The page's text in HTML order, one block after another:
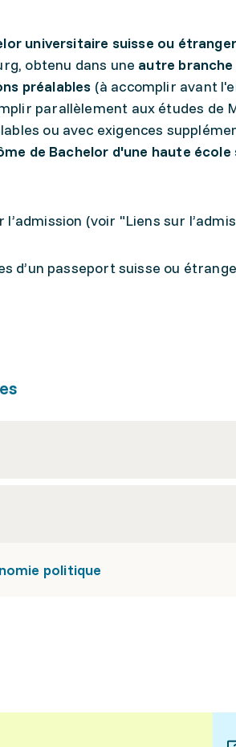
universitaire suisse ou
obtenu dans une autre
préalables (à accomplir avant
parallèlement aux études de
ou avec exigences
de Bachelor d'une haute école
(voir "Liens sur
d’un passeport suisse ou
politique